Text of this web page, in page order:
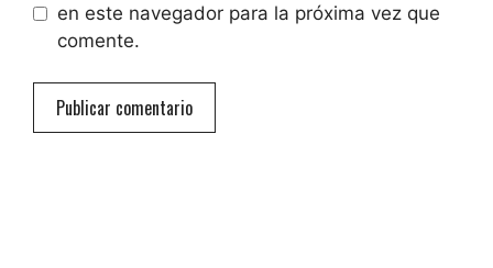
en este navegador para la próxima vez que
comente.